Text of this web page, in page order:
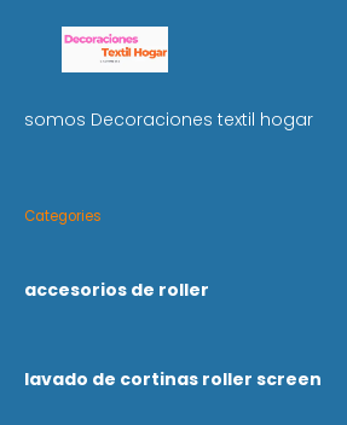
somos Decoraciones textil hogar
Categories
accesorios de roller
lavado de cortinas roller screen